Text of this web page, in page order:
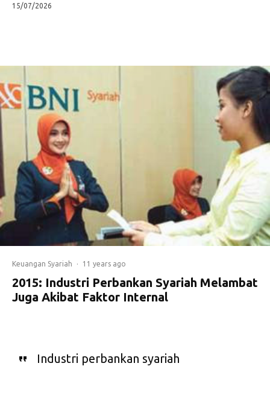
15/07/2026
Keuangan Syariah · 11 years ago
2015: Industri Perbankan Syariah Melambat
Juga Akibat Faktor Internal
Industri perbankan syariah